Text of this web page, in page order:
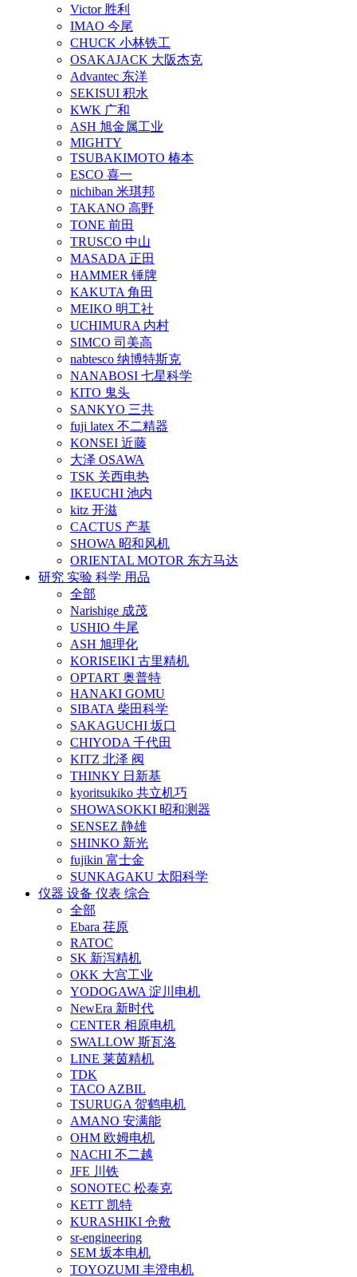
Victor 胜利
IMAO 今尾
CHUCK 小林铁工
OSAKAJACK 大阪杰克
Advantec 东洋
SEKISUI 积水
KWK 广和
ASH 旭金属工业
MIGHTY
TSUBAKIMOTO 椿本
ESCO 喜一
nichiban 米琪邦
TAKANO 高野
TONE 前田
TRUSCO 中山
MASADA 正田
HAMMER 锤牌
KAKUTA 角田
MEIKO 明工社
UCHIMURA 内村
SIMCO 司美高
nabtesco 纳博特斯克
NANABOSI 七星科学
KITO 鬼头
SANKYO 三共
fuji latex 不二精器
KONSEI 近藤
大泽 OSAWA
TSK 关西电热
IKEUCHI 池内
kitz 开滋
CACTUS 产基
SHOWA 昭和风机
ORIENTAL MOTOR 东方马达
研究 实验 科学 用品
全部
Narishige 成茂
USHIO 牛尾
ASH 旭理化
KORISEIKI 古里精机
OPTART 奥普特
HANAKI GOMU
SIBATA 柴田科学
SAKAGUCHI 坂口
CHIYODA 千代田
KITZ 北泽 阀
THINKY 日新基
kyoritsukiko 共立机巧
SHOWASOKKI 昭和测器
SENSEZ 静雄
SHINKO 新光
fujikin 富士金
SUNKAGAKU 太阳科学
仪器 设备 仪表 综合
全部
Ebara 荏原
RATOC
SK 新泻精机
OKK 大宫工业
YODOGAWA 淀川电机
NewEra 新时代
CENTER 相原电机
SWALLOW 斯瓦洛
LINE 莱茵精机
TDK
TACO AZBIL
TSURUGA 贺鹤电机
AMANO 安满能
OHM 欧姆电机
NACHI 不二越
JFE 川铁
SONOTEC 松泰克
KETT 凯特
KURASHIKI 仓敷
sr-engineering
SEM 坂本电机
TOYOZUMI 丰澄电机